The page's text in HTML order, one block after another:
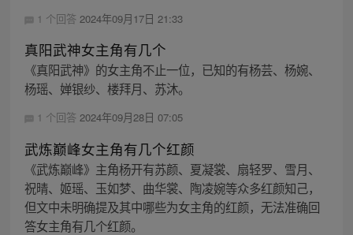
1 个回答 2024年09月17日 21:33
真阳武神女主角有几个
《真阳武神》的女主角不止一位，已知的有杨芸、杨婉、
杨瑶、婵银纱、楼拜月、苏沐。
1 个回答 2024年09月28日 07:05
武炼巅峰女主角有几个红颜
《武炼巅峰》主角杨开有苏颜、夏凝裳、扇轻罗、雪月、
祝晴、姬瑶、玉如梦、曲华裳、陶凌婉等众多红颜知己，
但文中未明确提及其中哪些为女主角的红颜，无法准确回
答女主角有几个红颜。